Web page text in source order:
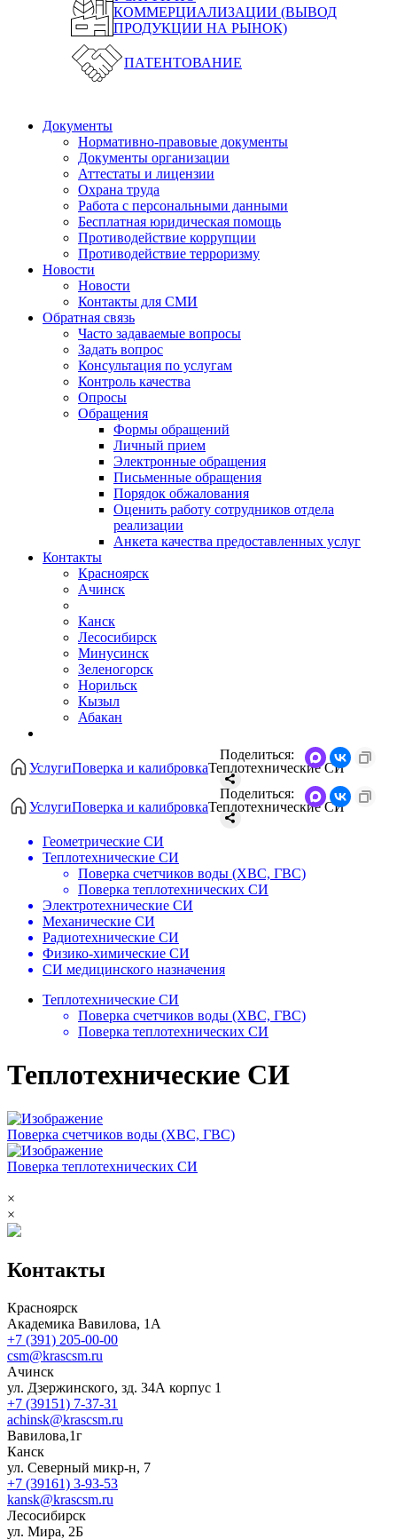
КОММЕРЦИАЛИЗАЦИИ (ВЫВОД
ПРОДУКЦИИ НА РЫНОК)
ПАТЕНТОВАНИЕ
Документы
Нормативно-правовые документы
Документы организации
Аттестаты и лицензии
Охрана труда
Работа с персональными данными
Бесплатная юридическая помощь
Противодействие коррупции
Противодействие терроризму
Новости
Новости
Контакты для СМИ
Обратная связь
Часто задаваемые вопросы
Задать вопрос
Консультация по услугам
Контроль качества
Опросы
Обращения
Формы обращений
Личный прием
Электронные обращения
Письменные обращения
Порядок обжалования
Оценить работу сотрудников отдела
реализации
Анкета качества предоставленных услуг
Контакты
Красноярск
Ачинск
Канск
Лесосибирск
Минусинск
Зеленогорск
Норильск
Кызыл
Абакан
УслугиПоверка и калибровкаТеплотехнические СИ
Поделиться:
УслугиПоверка и калибровкаТеплотехнические СИ
Поделиться:
Геометрические СИ
Теплотехнические СИ
Поверка счетчиков воды (ХВС, ГВС)
Поверка теплотехнических СИ
Электротехнические СИ
Механические СИ
Радиотехнические СИ
Физико-химические СИ
СИ медицинского назначения
Теплотехнические СИ
Поверка счетчиков воды (ХВС, ГВС)
Поверка теплотехнических СИ
Теплотехнические СИ
Поверка счетчиков воды (ХВС, ГВС)
Поверка теплотехнических СИ
×
×
Контакты
Красноярск
Академика Вавилова, 1А
+7 (391) 205-00-00
csm@krascsm.ru
Ачинск
ул. Дзержинского, зд. 34А корпус 1
+7 (39151) 7-37-31
achinsk@krascsm.ru
Вавилова,1г
Канск
ул. Северный микр-н, 7
+7 (39161) 3-93-53
kansk@krascsm.ru
Лесосибирск
ул. Мира, 2Б